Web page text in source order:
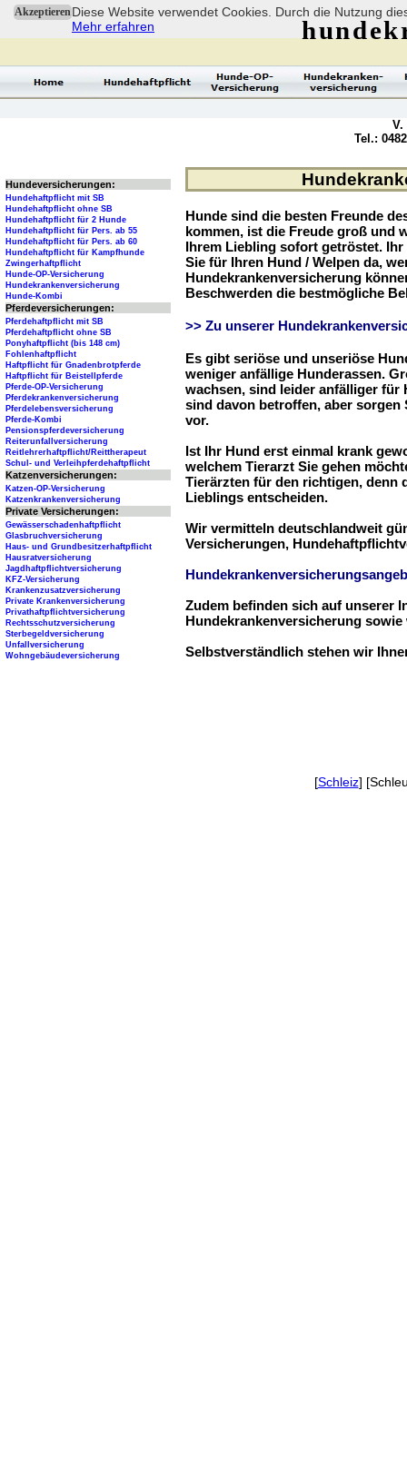
AkzeptierenDiese Website verwendet Cookies. Durch die Nutzung
Mehr erfahren
Hunde sind die besten Freunde
kommen, ist die Freude groß und
Ihrem Liebling sofort getröstet.
Sie für Ihren Hund / Welpen da,
Hundekrankenversicherung
Beschwerden die bestmögliche
>> Zu unserer
Es gibt seriöse und unseriöse
weniger anfällige Hunderassen.
wachsen, sind leider anfälliger für
sind davon betroffen, aber sorgen
vor.
Ist Ihr Hund erst einmal krank
welchem Tierarzt Sie gehen
Tierärzten für den richtigen, denn
Lieblings entscheiden.
Wir vermitteln deutschlandweit
Versicherungen,
Zudem befinden sich auf unserer
Hundekrankenversicherung
Selbstverständlich stehen wir
Hundeversicherungen:
Hundehaftpflicht mit SB
Hundehaftpflicht ohne SB
Hundehaftpflicht für 2 Hunde
Hundehaftpflicht für Pers. ab 55
Hundehaftpflicht für Pers. ab 60
Hundehaftpflicht für Kampfhunde
Zwingerhaftpflicht
Hunde-OP-Versicherung
Hundekrankenversicherung
Hunde-Kombi
Pferdeversicherungen:
Pferdehaftpflicht mit SB
Pferdehaftpflicht ohne SB
Ponyhaftpflicht (bis 148 cm)
Fohlenhaftpflicht
Haftpflicht für Gnadenbrotpferde
Haftpflicht für Beistellpferde
Pferde-OP-Versicherung
Pferdekrankenversicherung
Pferdelebensversicherung
Pferde-Kombi
Pensionspferdeversicherung
Reiterunfallversicherung
Reitlehrerhaftpflicht/Reittherapeut
Schul- und Verleihpferdehaftpflicht
Katzenversicherungen:
Katzen-OP-Versicherung
Katzenkrankenversicherung
Private Versicherungen:
Gewässerschadenhaftpflicht
Glasbruchversicherung
Haus- und Grundbesitzerhaftpflicht
Hausratversicherung
Jagdhaftpflichtversicherung
KFZ-Versicherung
Krankenzusatzversicherung
Private Krankenversicherung
Privathaftpflichtversicherung
Rechtsschutzversicherung
Sterbegeldversicherung
Unfallversicherung
Wohngebäudeversicherung
V.
Tel.:
[Schleiz]